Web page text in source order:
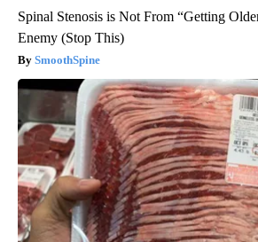
Spinal Stenosis is Not From “Getting
Enemy (Stop This)
SmoothSpine